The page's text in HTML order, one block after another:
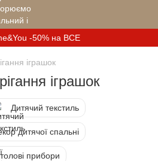
-50% на ВСЕ
іграшок
іграшок
Дитячий текстиль
дитячої спальні
прибори